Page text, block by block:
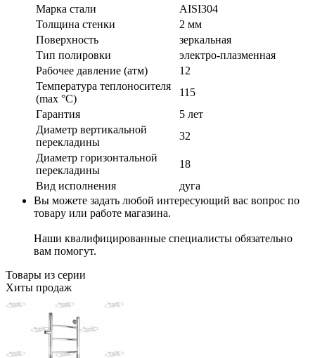
Марка стали
AISI304
Толщина стенки
2 мм
Поверхность
зеркальная
Тип полировки
электро-плазменная
Рабочее давление (атм)
12
Температура теплоносителя
(max °C)
115
Гарантия
5 лет
Диаметр вертикальной
перекладины
32
Диаметр горизонтальной
перекладины
18
Вид исполнения
дуга
Вы можете задать любой интересующий вас вопрос по
товару или работе магазина.
Наши квалифицированные специалисты обязательно
вам помогут.
Товары из серии
Хиты продаж